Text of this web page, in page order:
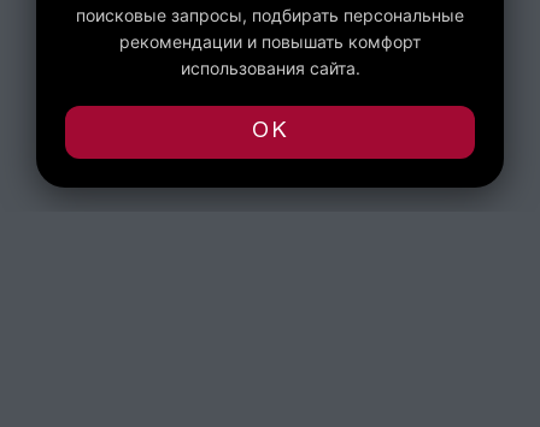
поисковые запросы, подбирать персональные
рекомендации и повышать комфорт
использования сайта.
OK